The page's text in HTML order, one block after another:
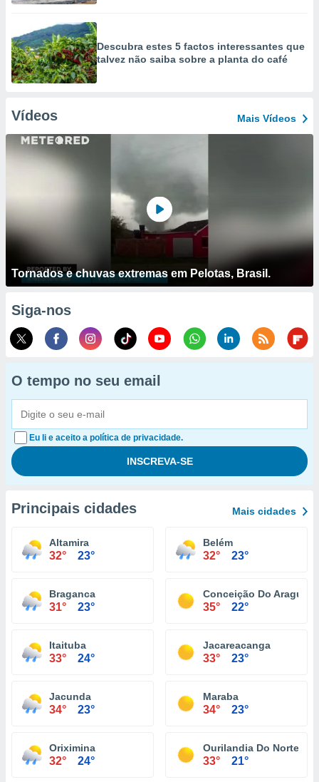
Descubra estes 5 factos interessantes que
talvez não saiba sobre a planta do café
Vídeos Mais Vídeos
Tornados e chuvas extremas em Pelotas, Brasil.
Siga-nos
O tempo no seu email
Eu li e aceito a política de privacidade.
Principais cidades Mais cidades
Altamira
32° 23°
Belém
32° 23°
Braganca
31° 23°
Conceição Do Araguaia
35° 22°
Itaituba
33° 24°
Jacareacanga
33° 23°
Jacunda
34° 23°
Maraba
34° 23°
Oriximina
32° 24°
Ourilandia Do Norte
33° 21°